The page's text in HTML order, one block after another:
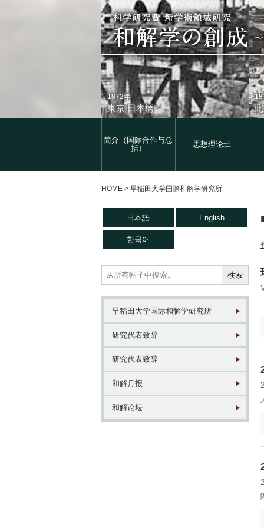
1872年
東京 日本橋
1933年
東京 日本橋
1946年
简介（国际合作与总
括）
思想理论班
HOME > 早稲田大学国際和解学研究所
日本語 English
한국어
早稻田大学国际和解学研究所
研究代表致辞
研究代表致辞
和解月报
和解论坛